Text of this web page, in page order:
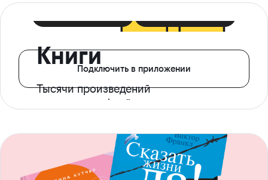
Книги
Тысячи произведений
с доступом офлайн
Подключить в приложении